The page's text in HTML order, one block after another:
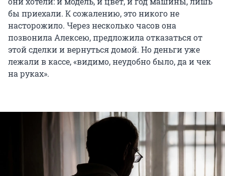
бы приехали. К сожалению, это никого не
насторожило. Через несколько часов она
позвонила Алексею, предложила отказаться от
этой сделки и вернуться домой. Но деньги уже
лежали в кассе, «видимо, неудобно было, да и чек
на руках».